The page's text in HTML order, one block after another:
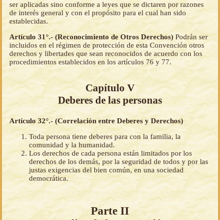
ser aplicadas sino conforme a leyes que se dictaren por razones
de interés general y con el propósito para el cual han sido
establecidas.
Artículo 31°.- (Reconocimiento de Otros Derechos) Podrán ser
incluidos en el régimen de protección de esta Convención otros
derechos y libertades que sean reconocidos de acuerdo con los
procedimientos establecidos en los artículos 76 y 77.
Capítulo V
Deberes de las personas
Artículo 32°.- (Correlación entre Deberes y Derechos)
Toda persona tiene deberes para con la familia, la
comunidad y la humanidad.
Los derechos de cada persona están limitados por los
derechos de los demás, por la seguridad de todos y por las
justas exigencias del bien común, en una sociedad
democrática.
Parte II